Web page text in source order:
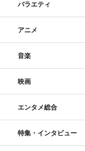
バラエティ
アニメ
音楽
映画
エンタメ総合
特集・インタビュー